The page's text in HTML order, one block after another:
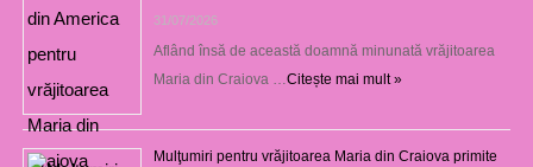
31/07/2026
Aflând însă de această doamnă minunată vrăjitoarea
Maria din Craiova … Citește mai mult »
Mulţumiri pentru vrăjitoarea Maria din Craiova primite